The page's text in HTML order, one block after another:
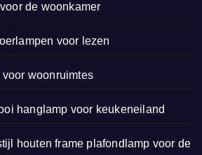
de woonkamer
voor lezen
woonruimtes
hanglamp voor keukeneiland
houten frame plafondlamp voor de